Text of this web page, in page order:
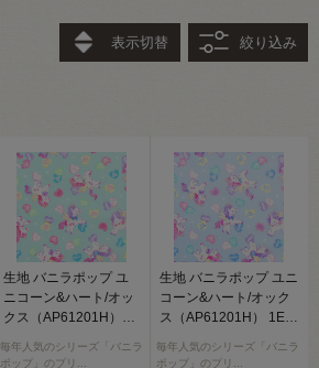
表示切替 絞り込み
生地 バニラポップ ユ
ニコーン&ハート/オッ
クス（AP61201H）
毎年人気のシリーズ「バニラ
ポップ」のプリ
生地 バニラポップ ユニ
コーン&ハート/オック
ス（AP61201H） 1E.
毎年人気のシリーズ「バニラ
ポップ」のプリ